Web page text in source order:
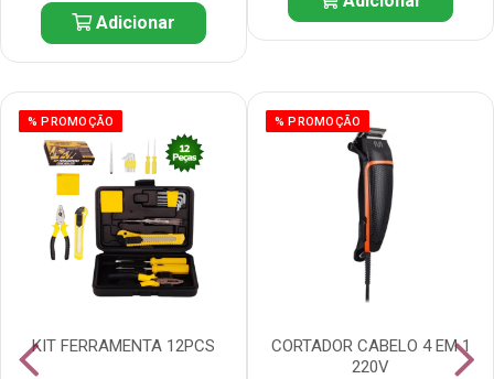
Adicionar
% PROMOÇÃO
KIT FERRAMENTA 12PCS
% PROMOÇÃO
CORTADOR CABELO 4 EM 1
220V